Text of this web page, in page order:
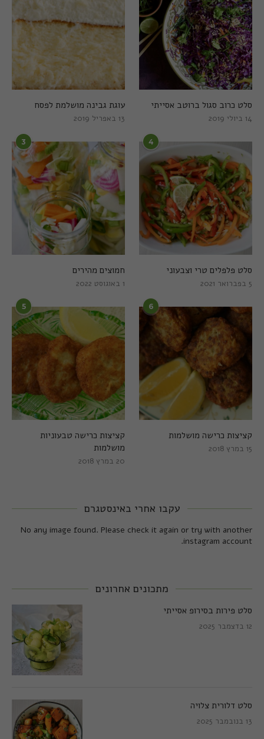
עוגת גבינה מושלמת לפסח
13 באפריל 2019
סלט כרוב סגול ברוטב אסייתי
14 ביולי 2019
3
חמוצים מהירים
1 באוגוסט 2022
4
סלט פלפלים טרי וצבעוני
5 בפברואר 2021
5
קציצות כרישה טבעוניות
מושלמות
20 במרץ 2018
6
קציצות כרישה מושלמות
15 במרץ 2018
עקבו אחרי באינסטגרם
No any image found. Please check it again or try with another
instagram account.
מתכונים אחרונים
סלט פירות בסירופ אסייתי
12 בדצמבר 2025
סלט דלורית צלויה
13 בנובמבר 2025